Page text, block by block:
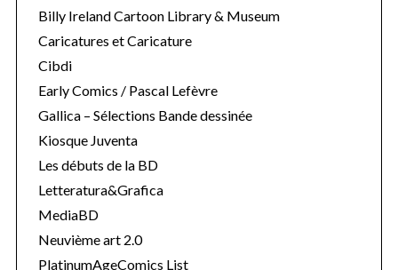
Billy Ireland Cartoon Library & Museum
Caricatures et Caricature
Cibdi
Early Comics / Pascal Lefèvre
Gallica – Sélections Bande dessinée
Kiosque Juventa
Les débuts de la BD
Letteratura&Grafica
MediaBD
Neuvième art 2.0
PlatinumAgeComics List